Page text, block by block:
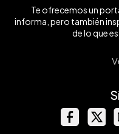
Te ofrecemos un
informa, pero también
de lo que